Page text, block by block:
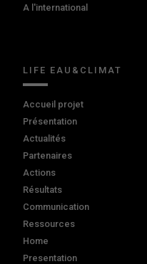
A l'international
LIFE EAU&CLIMAT
Accueil projet
Présentation
Actualités
Partenaires
Actions
Résultats
Communication
Ressources
Home
Presentation